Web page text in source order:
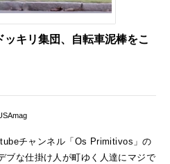
ッキリ集団、自転車泥棒をこ
チャンネル「Os Primitivos」の
ブな仕掛け人が町ゆく人達にマジで